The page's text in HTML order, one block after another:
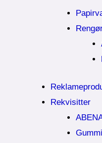
Rekvisitter